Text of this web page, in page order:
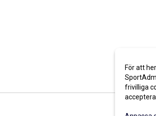
För att
frivilliga
acceptera